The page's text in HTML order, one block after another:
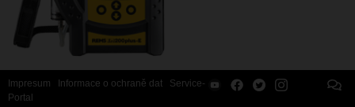
Impresum Informace o ochraně dat
Service-
Portal